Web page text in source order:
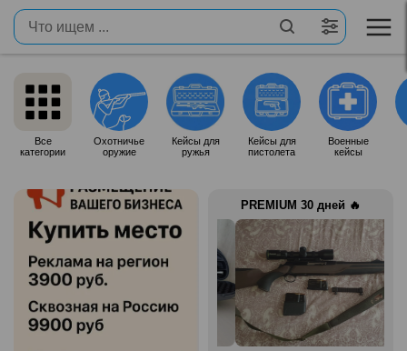
Все
категории
Охотничье
оружие
Кейсы для
ружья
Кейсы для
пистолета
Военные
кейсы
PREMIUM 30 дней 🔥